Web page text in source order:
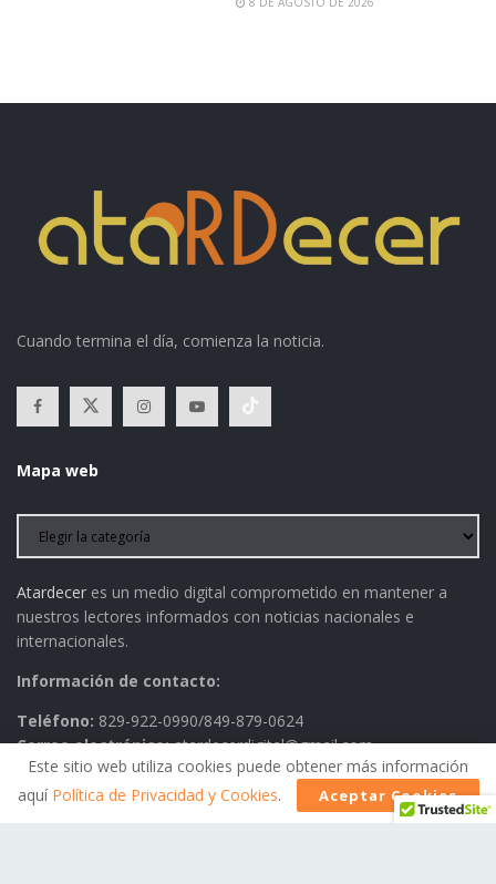
Cuando termina el día, comienza la noticia.
Mapa web
Atardecer es un medio digital comprometido en mantener a
nuestros lectores informados con noticias nacionales e
internacionales.
Información de contacto:
Teléfono: 829-922-0990/849-879-0624
Correo electrónico:atardecerdigital@gmail.com
Este sitio web utiliza cookies puede obtener más información
aquí Política de Privacidad y Cookies. Aceptar Cookies